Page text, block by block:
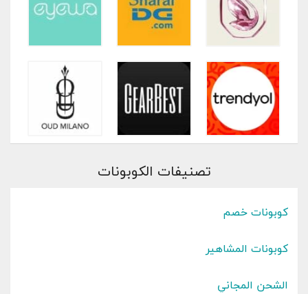
تصنيفات الكوبونات
كوبونات خصم
كوبونات المشاهير
الشحن المجاني